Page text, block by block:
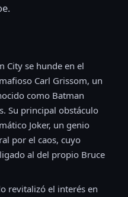
City se hunde en el
Carl Grissom, un
como Batman
Su principal obstáculo
Joker, un genio
por el caos, cuyo
al del propio Bruce
revitalizó el interés en